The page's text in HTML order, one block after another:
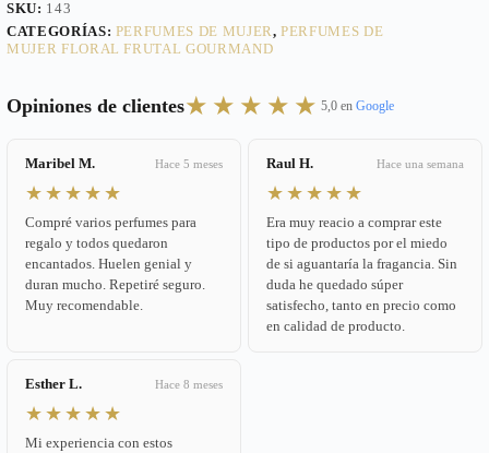
SKU: 143
CATEGORÍAS: PERFUMES DE MUJER,PERFUMES DE
MUJER FLORAL FRUTAL GOURMAND
Opiniones de clientes★★★★★ 5,0 en Google
Maribel M. Hace 5 meses
★★★★★
Compré varios perfumes para
regalo y todos quedaron
encantados. Huelen genial y
duran mucho. Repetiré seguro.
Muy recomendable.
Raul H. Hace una semana
★★★★★
Era muy reacio a comprar este
tipo de productos por el miedo
de si aguantaría la fragancia. Sin
duda he quedado súper
satisfecho, tanto en precio como
en calidad de producto.
Esther L. Hace 8 meses
★★★★★
Mi experiencia con estos